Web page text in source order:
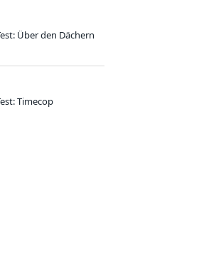
Über den Dächern
Timecop